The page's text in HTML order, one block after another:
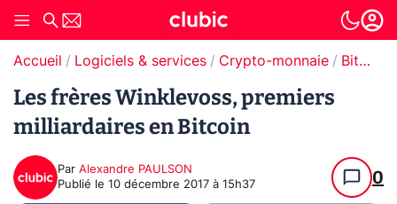
Accueil Logiciels & services Crypto-monnaie Bitcoin
Les frères Winklevoss, premiers
milliardaires en Bitcoin
Par Alexandre PAULSON
Publié le 10 décembre 2017 à 15h37 0